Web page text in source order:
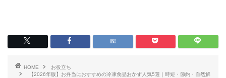
HOME
お役立ち
【2026年版】お弁当におすすめの冷凍食品おかず人気5選｜時短・節約・自然解